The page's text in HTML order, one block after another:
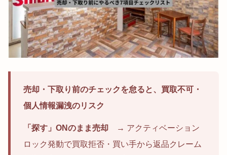
売却・下取り前のチェックを怠ると、買取不可・
個人情報漏洩のリスク
「探す」ONのまま売却 → アクティベーション
ロック発動で買取拒否・買い手から返品クレーム